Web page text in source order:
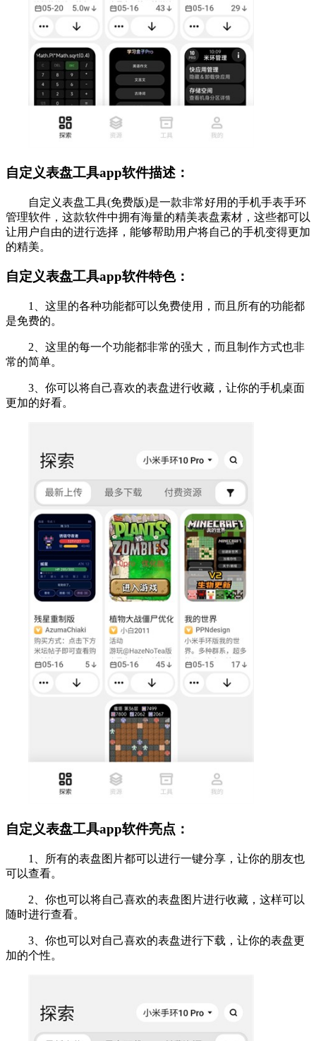
自定义表盘工具app软件描述：
自定义表盘工具(免费版)是一款非常好用的手机手表手环
管理软件，这款软件中拥有海量的精美表盘素材，这些都可以
让用户自由的进行选择，能够帮助用户将自己的手机变得更加
的精美。
自定义表盘工具app软件特色：
1、这里的各种功能都可以免费使用，而且所有的功能都
是免费的。
2、这里的每一个功能都非常的强大，而且制作方式也非
常的简单。
3、你可以将自己喜欢的表盘进行收藏，让你的手机桌面
更加的好看。
自定义表盘工具app软件亮点：
1、所有的表盘图片都可以进行一键分享，让你的朋友也
可以查看。
2、你也可以将自己喜欢的表盘图片进行收藏，这样可以
随时进行查看。
3、你也可以对自己喜欢的表盘进行下载，让你的表盘更
加的个性。